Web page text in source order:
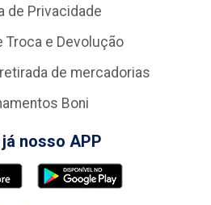
de Privacidade
Troca e Devolução
de mercadorias
Boni
nosso APP